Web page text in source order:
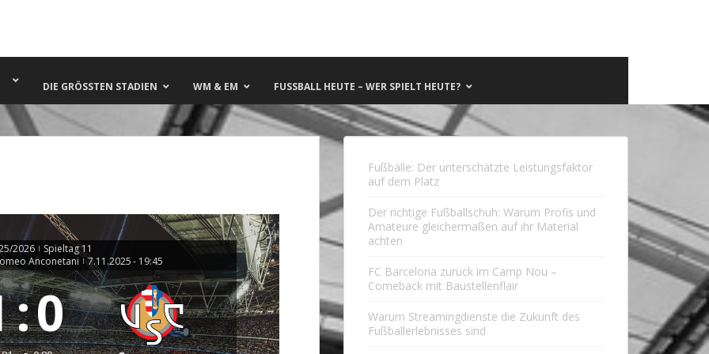
DIE GRÖSSTEN STADIEN WM & EM FUSSBALL HEUTE – WER SPIELT HEUTE?
2026 | Spieltag 11
Anconetani | 7.11.2025- 19:45
:0
Fußbälle: Der unterschätzte Leistungsfaktor
auf dem Platz
Der richtige Fußballschuh: Warum Profis und
Amateure gleichermaßen auf ihr Material
achten
FC Barcelona zurück im Camp Nou –
Comeback mit Baustellenflair
Warum Streamingdienste die Zukunft des
Fußballerlebnisses sind